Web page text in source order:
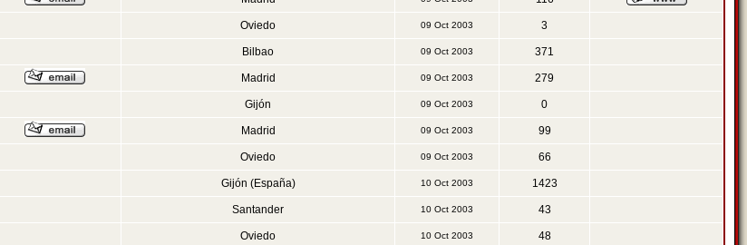
Oviedo 09 Oct 2003 3
Bilbao 09 Oct 2003 371
Madrid 09 Oct 2003 279
Gijón 09 Oct 2003 0
Madrid 09 Oct 2003 99
Oviedo 09 Oct 2003 66
Gijón (España) 10 Oct 2003 1423
Santander 10 Oct 2003 43
Oviedo 10 Oct 2003 48